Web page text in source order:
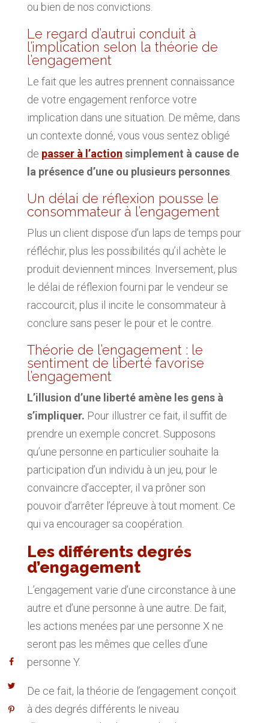
ou bien de nos convictions.
Le regard d’autrui conduit à
l’implication selon la théorie de
l’engagement
Le fait que les autres prennent connaissance
de votre engagement renforce votre
implication dans une situation. De même, dans
un contexte donné, vous vous sentez obligé
de passer à l’action simplement à cause de
la présence d’une ou plusieurs personnes.
Un délai de réflexion pousse le
consommateur à l’engagement
Plus un client dispose d’un laps de temps pour
réfléchir, plus les possibilités qu’il achète le
produit deviennent minces. Inversement, plus
le délai de réflexion fourni par le vendeur se
raccourcit, plus il incite le consommateur à
conclure sans peser le pour et le contre.
Théorie de l’engagement : le
sentiment de liberté favorise
l’engagement
L’illusion d’une liberté amène les gens à
s’impliquer. Pour illustrer ce fait, il suffit de
prendre un exemple concret. Supposons
qu’une personne en particulier souhaite la
participation d’un individu à un jeu, pour le
convaincre d’accepter, il va prôner son
pouvoir d’arrêter l’épreuve à tout moment. Ce
qui va encourager sa coopération.
Les différents degrés
d’engagement
L’engagement varie d’une circonstance à une
autre et d’une personne à une autre. De fait,
les actions menées par une personne X ne
seront pas les mêmes que celles d’une
personne Y.
De ce fait, la théorie de l’engagement conçoit
à des degrés différents le niveau